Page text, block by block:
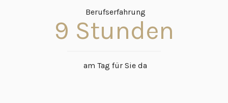
Berufserfahrung
9 Stunden
am Tag für Sie da